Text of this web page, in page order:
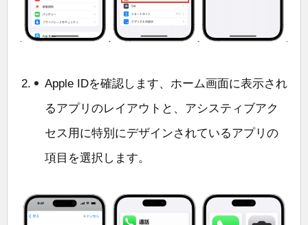
Apple IDを確認します、ホーム画面に表示され
るアプリのレイアウトと、アシスティブアク
セス用に特別にデザインされているアプリの
項目を選択します。